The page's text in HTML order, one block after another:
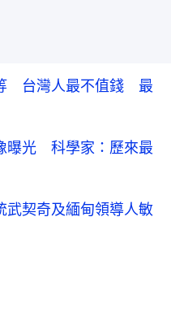
台灣人最不值錢 最
曝光 科學家：歷來最
契奇及緬甸領導人敏